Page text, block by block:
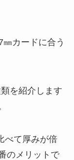
カードに合う
を紹介します
べて厚みが倍
のメリットで